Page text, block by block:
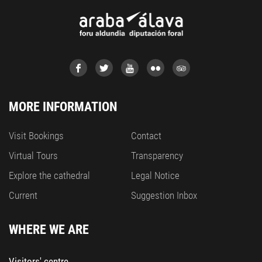
MORE INFORMATION
Visit Bookings
Virtual Tours
Explore the cathedral
Current
Contact
Transparency
Legal Notice
Suggestion Inbox
WHERE WE ARE